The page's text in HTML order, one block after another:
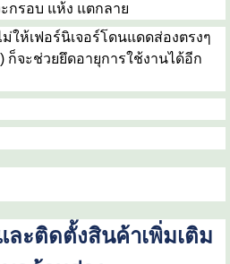
กรอบ แห้ง แตกลาย
ให้เฟอร์นิเจอร์โดนแดดส่องตรงๆ
จะช่วยยึดอายุการใช้งานได้อีก
ละติดตั้งสินค้าเพิ่มเติม